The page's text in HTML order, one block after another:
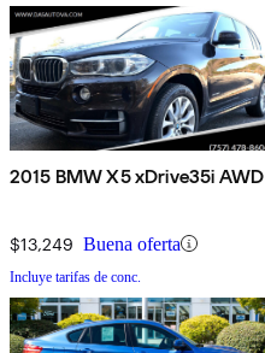
2015 BMW X5 xDrive35i AWD
$13,249 Buena oferta
Incluye tarifas de conc.